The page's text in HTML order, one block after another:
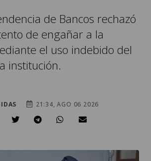
de Bancos rechazó
de engañar a la
el uso indebido del
institución.
21:34, AGO 06 2026